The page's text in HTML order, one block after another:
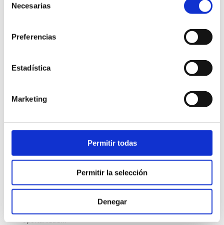
Necesarias
Preferencias
Estadística
Marketing
Permitir todas
Permitir la selección
Denegar
bydydes-uo-admin|Oct 15, 2025|HERRAMIENTAS
Vender una empresa es una de las decisiones más
importantes en la vida de un empresario. Sin embargo,
tan importante como saber cómo prepararla es saber
cuándo hacerlo. Elegir el momento adecuado puede
marcar la diferencia entre una operación exitosa o una
oportunidad...